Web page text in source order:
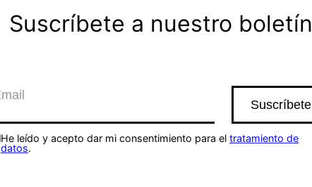
Suscríbete a nuestro boletín
He leído y acepto dar mi consentimiento para el tratamiento de
datos.